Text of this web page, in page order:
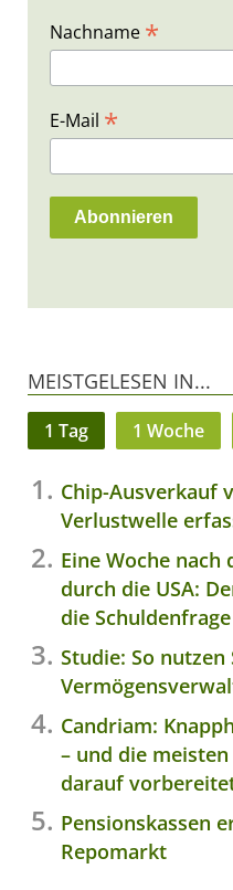
Nachname *
E-Mail *
MEISTGELESEN IN...
1 Tag 1 Woche
Chip-Ausverkauf
Verlustwelle
Eine Woche
durch die USA:
die
Studie: So nutzen
Candriam:
– und die
darauf
Pensionskassen
Repomarkt